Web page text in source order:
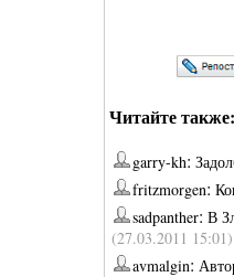
Читайте также:
garry-kh:
fritzmorgen:
sadpanther: В
(27.03.2011 15:01)
avmalgin: